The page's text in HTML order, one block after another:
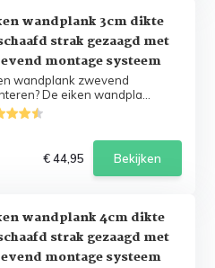
wandplank 3cm dikte
strak gezaagd met
montage systeem
wandplank zwevend
De eiken wandpla...
€ 44,95
Bekijken
wandplank 4cm dikte
strak gezaagd met
montage systeem